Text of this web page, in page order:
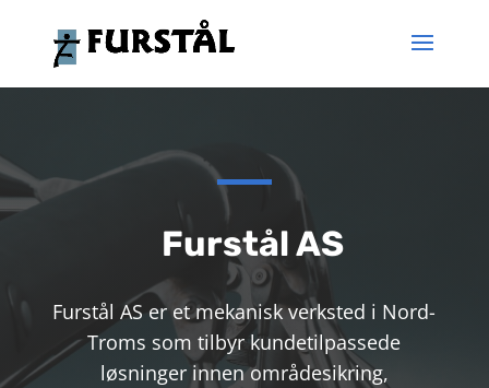
Furstål AS
Furstål AS er et mekanisk verksted i Nord-
Troms som tilbyr kundetilpassede
løsninger innen områdesikring,